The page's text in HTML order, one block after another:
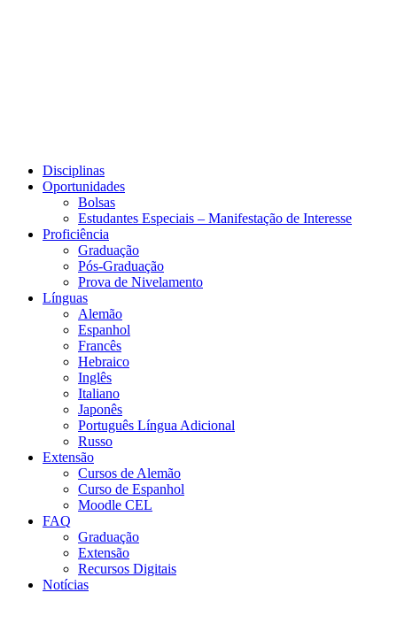
Disciplinas
Oportunidades
Bolsas
Estudantes Especiais – Manifestação de Interesse
Proficiência
Graduação
Pós-Graduação
Prova de Nivelamento
Línguas
Alemão
Espanhol
Francês
Hebraico
Inglês
Italiano
Japonês
Português Língua Adicional
Russo
Extensão
Cursos de Alemão
Curso de Espanhol
Moodle CEL
FAQ
Graduação
Extensão
Recursos Digitais
Notícias